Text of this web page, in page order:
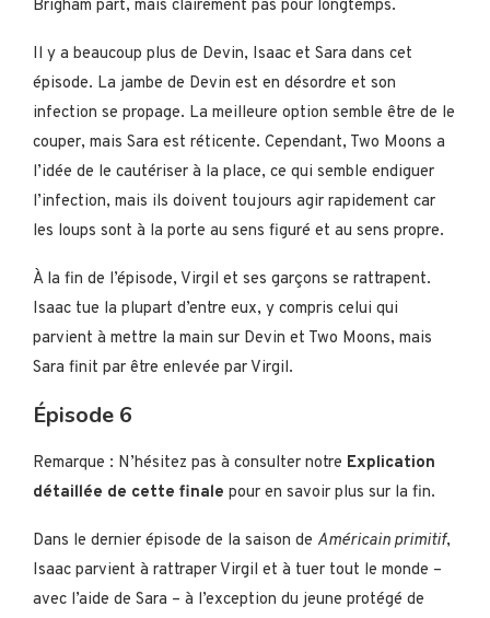
Brigham part, mais clairement pas pour longtemps.
Il y a beaucoup plus de Devin, Isaac et Sara dans cet
épisode. La jambe de Devin est en désordre et son
infection se propage. La meilleure option semble être de le
couper, mais Sara est réticente. Cependant, Two Moons a
l’idée de le cautériser à la place, ce qui semble endiguer
l’infection, mais ils doivent toujours agir rapidement car
les loups sont à la porte au sens figuré et au sens propre.
À la fin de l’épisode, Virgil et ses garçons se rattrapent.
Isaac tue la plupart d’entre eux, y compris celui qui
parvient à mettre la main sur Devin et Two Moons, mais
Sara finit par être enlevée par Virgil.
Épisode 6
Remarque : N’hésitez pas à consulter notre Explication
détaillée de cette finale pour en savoir plus sur la fin.
Dans le dernier épisode de la saison de Américain primitif,
Isaac parvient à rattraper Virgil et à tuer tout le monde –
avec l’aide de Sara – à l’exception du jeune protégé de